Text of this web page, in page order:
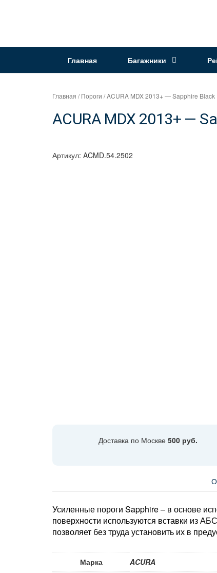
магазин
"Can
Auto"
Главная Багажники
Главная /Пороги / ACURA MDX 2013+ — Sapphire Black
ACURA MDX 2013+ —
Артикул: ACMD.54.2502
Доставка по Москве 500 руб.
Усиленные пороги Sapphire – в основе
поверхности используются вставки из
позволяет без труда установить их в
Марка
ACURA